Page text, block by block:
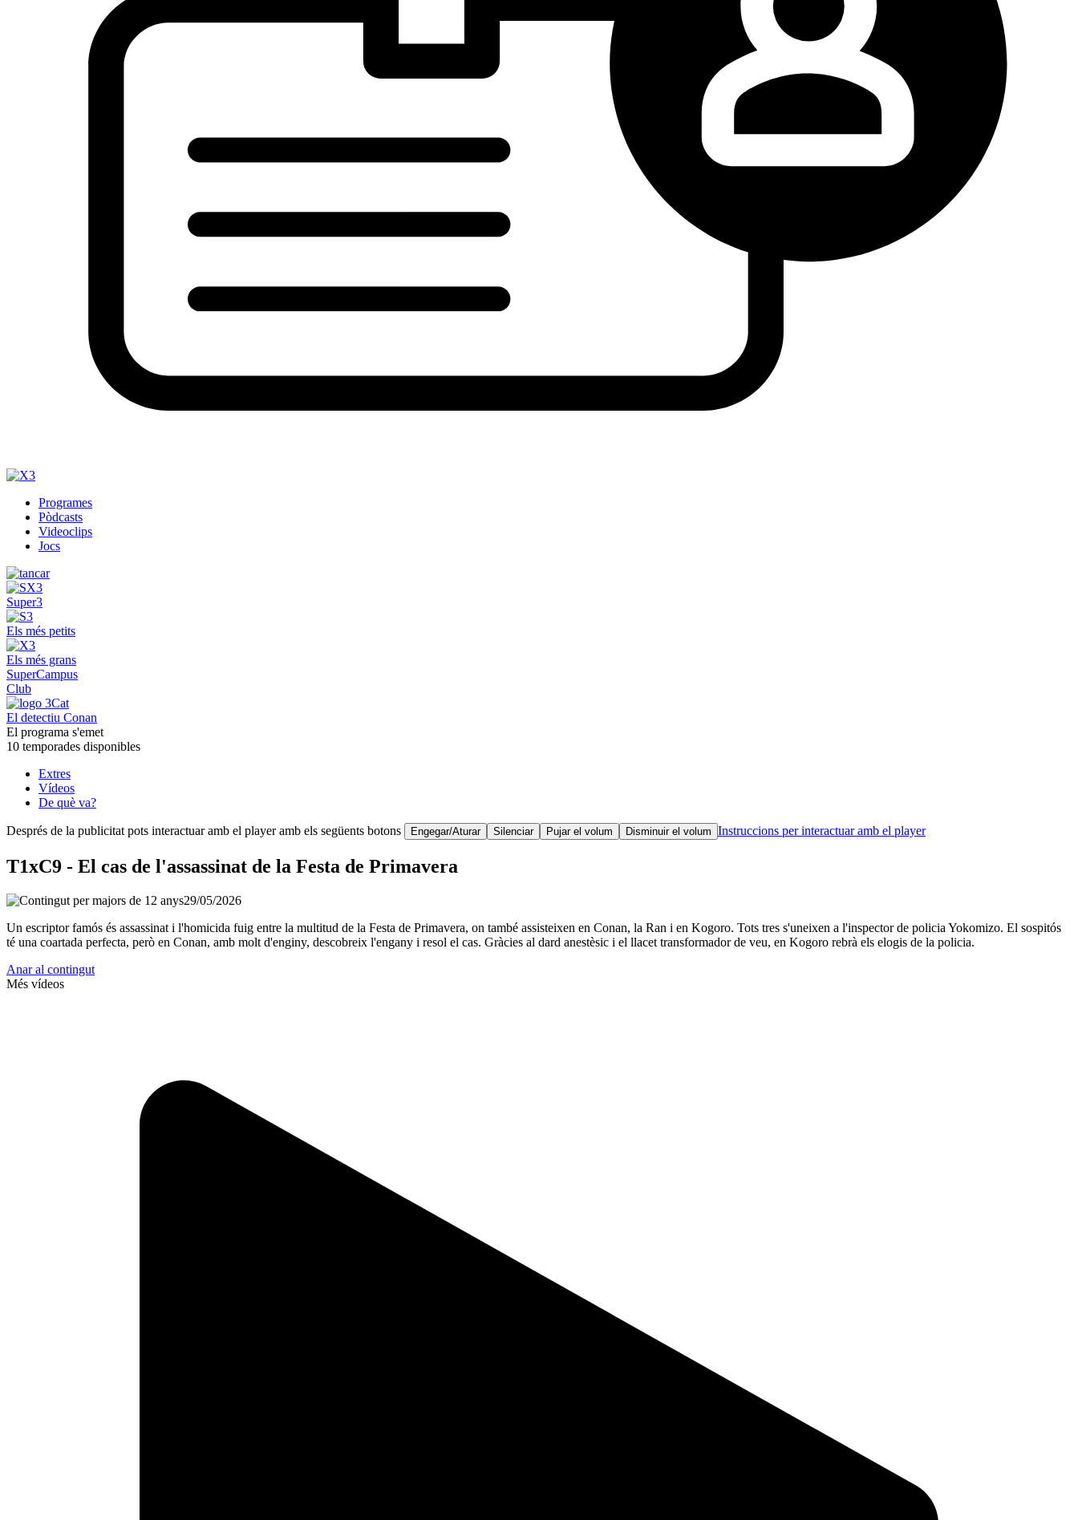
Programes
Pòdcasts
Videoclips
Jocs
Super3
Els més petits
Els més grans
SuperCampus
Club
El detectiu Conan
El programa s'emet
10 temporades disponibles
Extres
Vídeos
De què va?
Després de la publicitat pots interactuar amb el player amb els següents botons Engegar/Aturar Silenciar Pujar el volum Disminuir el volum Instruccions per interactuar amb el player
T1xC9 - El cas de l'assassinat de la Festa de Primavera
29/05/2026
Un escriptor famós és assassinat i l'homicida fuig entre la multitud de la Festa de Primavera, on també assisteixen en Conan, la Ran i en Kogoro. Tots tres s'uneixen a l'inspector de policia Yokomizo. El sospitós
té una coartada perfecta, però en Conan, amb molt d'enginy, descobreix l'engany i resol el cas. Gràcies al dard anestèsic i el llacet transformador de veu, en Kogoro rebrà els elogis de la policia.
Anar al contingut
Més vídeos